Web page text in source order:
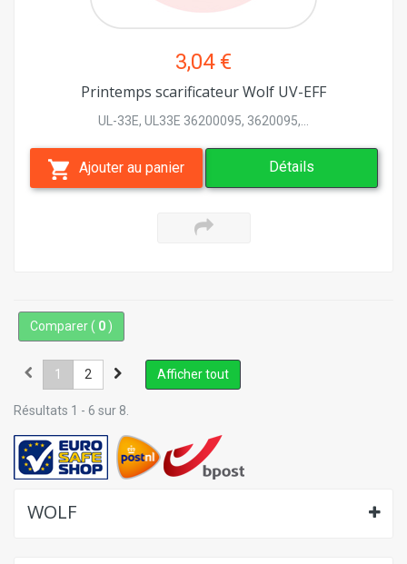
3,04 €
Printemps scarificateur Wolf UV-EFF
UL-33E, UL33E 36200095, 3620095,...
Ajouter au panier Détails
Comparer ( 0 )
Afficher tout
1 2
Résultats 1 - 6 sur 8.
WOLF